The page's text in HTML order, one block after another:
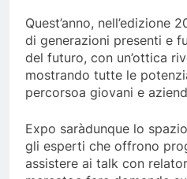
Quest’anno, nell’edizione
di generazioni presenti e
del futuro, con un’ottica
mostrando tutte le
percorsoa giovani e
Expo saràdunque lo
gli esperti che offrono
assistere ai talk con